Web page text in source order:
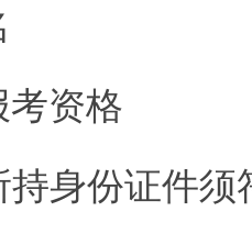
考资格
持身份证件须